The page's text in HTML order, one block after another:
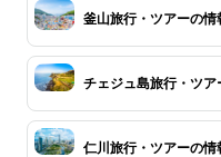
釜山旅行・ツアーの情
チェジュ島旅行・ツア
仁川旅行・ツアーの情